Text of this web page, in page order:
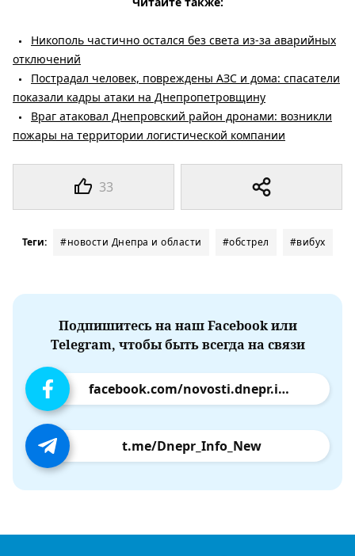
33
Никополь частично остался без света из-за аварийных
отключений
Пострадал человек, повреждены АЗС и дома: спасатели
показали кадры атаки на Днепропетровщину
Враг атаковал Днепровский район дронами: возникли
пожары на территории логистической компании
Теги: #новости Днепра и области #обстрел #вибух
Подпишитесь на наш Facebook или
Telegram, чтобы быть всегда на связи
facebook.com/novosti.dnepr.info
t.me/Dnepr_Info_New